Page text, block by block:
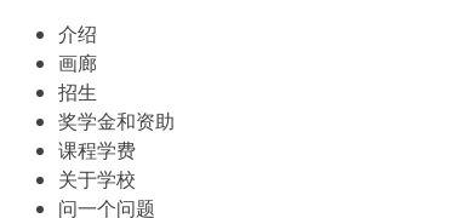
介绍
画廊
招生
奖学金和资助
课程学费
关于学校
问一个问题